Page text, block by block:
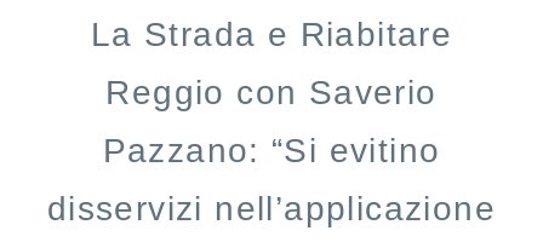
La Strada e Riabitare
Reggio con Saverio
Pazzano: “Si evitino
disservizi nell’applicazione